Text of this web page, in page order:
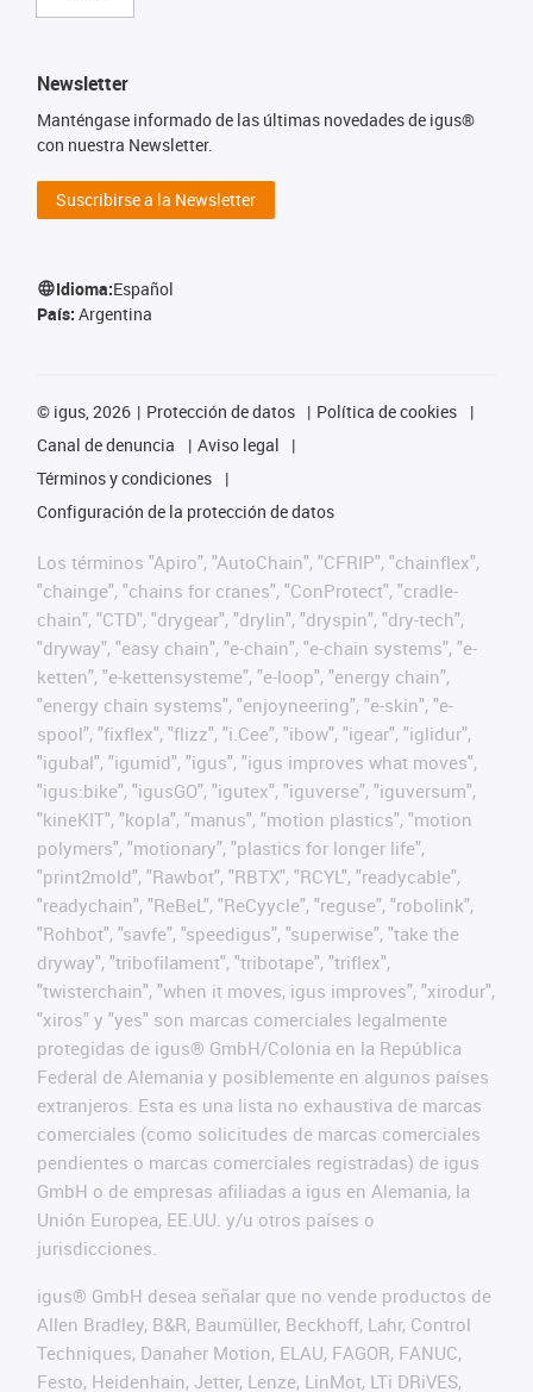
Newsletter
Manténgase informado de las últimas novedades de igus®
con nuestra Newsletter.
Suscribirse a la Newsletter
Idioma:Español
País: Argentina
© igus, 2026 Protección de datos
Política de cookies
Canal de denuncia
Aviso legal
Términos y condiciones
Configuración de la protección de datos
Los términos "Apiro", "AutoChain", "CFRIP", "chainflex",
"chainge", "chains for cranes", "ConProtect", "cradle-
chain", "CTD", "drygear", "drylin", "dryspin", "dry-tech",
"dryway", "easy chain", "e-chain", "e-chain systems", "e-
ketten", "e-kettensysteme", "e-loop", "energy chain",
"energy chain systems", "enjoyneering", "e-skin", "e-
spool", "fixflex", "flizz", "i.Cee", "ibow", "igear", "iglidur",
"igubal", "igumid", "igus", "igus improves what moves",
"igus:bike", "igusGO", "igutex", "iguverse", "iguversum",
"kineKIT", "kopla", "manus", "motion plastics", "motion
polymers", "motionary", "plastics for longer life",
"print2mold", "Rawbot", "RBTX", "RCYL", "readycable",
"readychain", "ReBeL", "ReCyycle", "reguse", "robolink",
"Rohbot", "savfe", "speedigus", "superwise", "take the
dryway", "tribofilament", "tribotape", "triflex",
"twisterchain", "when it moves, igus improves", "xirodur",
"xiros" y "yes" son marcas comerciales legalmente
protegidas de igus® GmbH/Colonia en la República
Federal de Alemania y posiblemente en algunos países
extranjeros. Esta es una lista no exhaustiva de marcas
comerciales (como solicitudes de marcas comerciales
pendientes o marcas comerciales registradas) de igus
GmbH o de empresas afiliadas a igus en Alemania, la
Unión Europea, EE.UU. y/u otros países o
jurisdicciones.
igus® GmbH desea señalar que no vende productos de
Allen Bradley, B&R, Baumüller, Beckhoff, Lahr, Control
Techniques, Danaher Motion, ELAU, FAGOR, FANUC,
Festo, Heidenhain, Jetter, Lenze, LinMot, LTi DRiVES,